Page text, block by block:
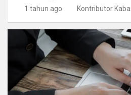
1 tahun ago Kontributor